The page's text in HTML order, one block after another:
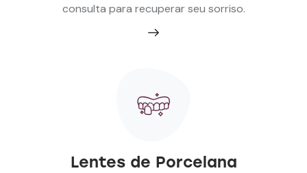
consulta para recuperar seu sorriso.
Lentes de Porcelana